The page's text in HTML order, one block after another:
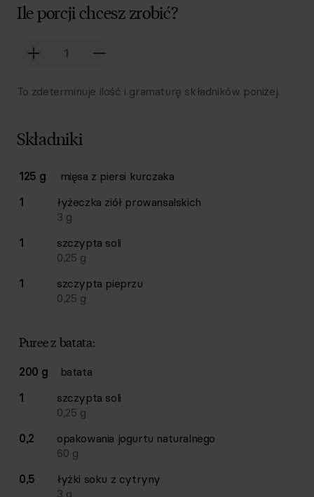
Ile porcji chcesz zrobić?
To zdeterminuje ilość i gramaturę składników poniżej.
Składniki
Lista składników przepisu z ilościami i wagami
Ilość Składnik
125 g
mięsa z piersi kurczaka
1
łyżeczka ziół prowansalskich
3 g
1
szczypta soli
0,25 g
1
szczypta pieprzu
0,25 g
Puree z batata:
200 g
batata
1
szczypta soli
0,25 g
0,2
opakowania jogurtu naturalnego
60 g
0,5
łyżki soku z cytryny
3 g